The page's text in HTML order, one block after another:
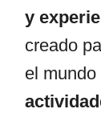
y
creado
el mundo